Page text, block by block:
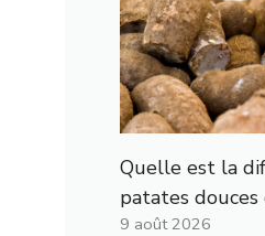
Quelle est la
patates douces
9 août 2026